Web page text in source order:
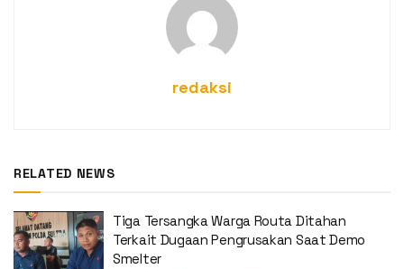
redaksi
RELATED NEWS
Tiga Tersangka Warga Routa Ditahan
Terkait Dugaan Pengrusakan Saat Demo
Smelter